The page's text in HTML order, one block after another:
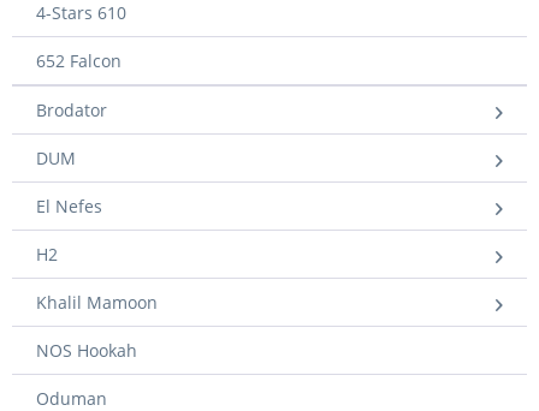
4-Stars 610
652 Falcon
Brodator
DUM
El Nefes
H2
Khalil Mamoon
NOS Hookah
Oduman